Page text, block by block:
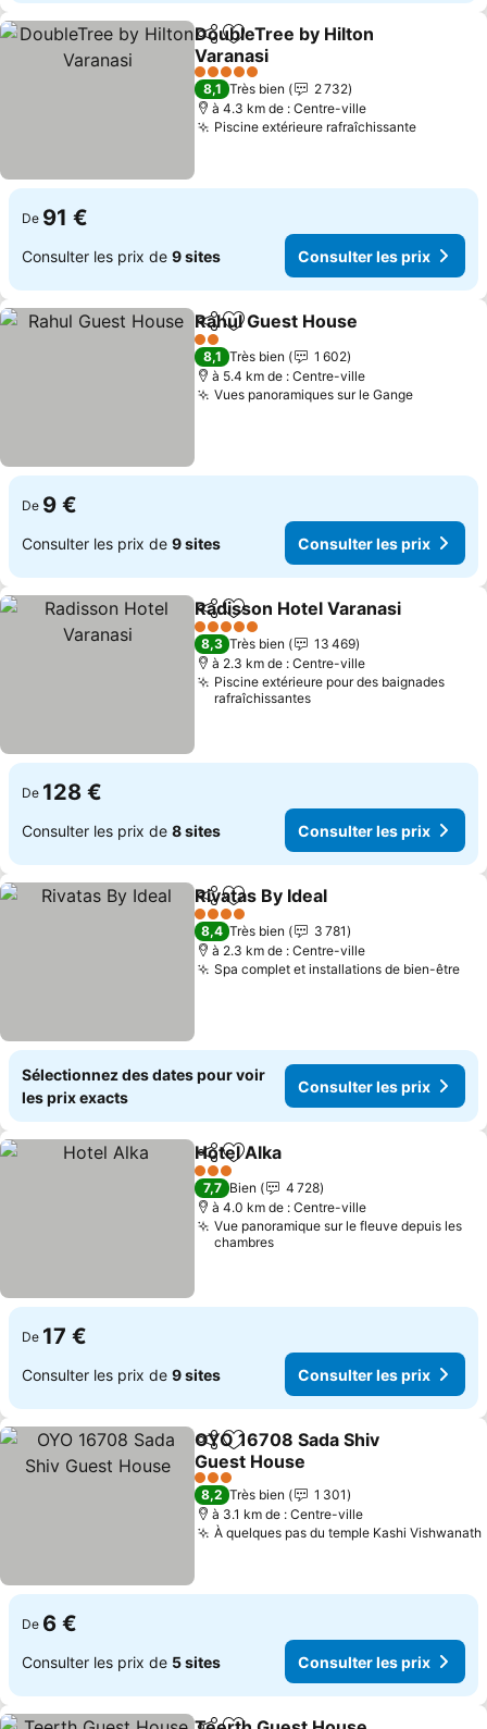
PartagerAjouter à mes favoris
DoubleTree by Hilton
Varanasi
5 Étoiles
8,1 Très bien
2 732
à 4.3 km de : Centre-ville
Piscine extérieure rafraîchissante
De 91 €
Consulter les prix de 9 sites Consulter les prix
PartagerAjouter à mes favoris
Rahul Guest House
2 Étoiles
8,1 Très bien
1 602
à 5.4 km de : Centre-ville
Vues panoramiques sur le Gange
De 9 €
Consulter les prix de 9 sites Consulter les prix
PartagerAjouter à mes favoris
Radisson Hotel Varanasi
5 Étoiles
8,3 Très bien
13 469
à 2.3 km de : Centre-ville
Piscine extérieure pour des baignades
rafraîchissantes
De 128 €
Consulter les prix de 8 sites Consulter les prix
PartagerAjouter à mes favoris
Rivatas By Ideal
4 Étoiles
8,4 Très bien
3 781
à 2.3 km de : Centre-ville
Spa complet et installations de bien-être
Sélectionnez des dates pour voir
les prix exacts
Consulter les prix
PartagerAjouter à mes favoris
Hotel Alka
3 Étoiles
7,7 Bien
4 728
à 4.0 km de : Centre-ville
Vue panoramique sur le fleuve depuis les
chambres
De 17 €
Consulter les prix de 9 sites Consulter les prix
PartagerAjouter à mes favoris
OYO 16708 Sada Shiv
Guest House
3 Étoiles
8,2 Très bien
1 301
à 3.1 km de : Centre-ville
À quelques pas du temple Kashi Vishwanath
De 6 €
Consulter les prix de 5 sites Consulter les prix